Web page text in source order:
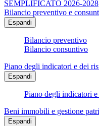
SEMPLIFICATO 2026-2028
Bilancio preventivo e
Espandi
Bilancio preventivo
Bilancio consuntivo
Piano degli indicatori e dei
Espandi
Piano degli indicatori
Beni immobili e gestione
Espandi